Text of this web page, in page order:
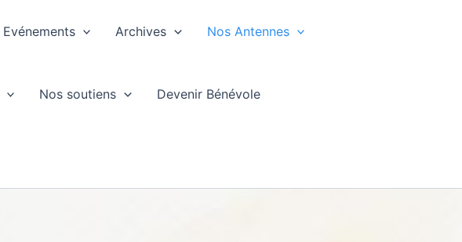
Evénements Archives Nos Antennes
Nos soutiens Devenir Bénévole